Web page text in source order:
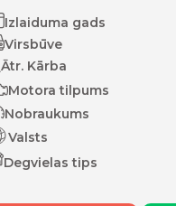
Izlaiduma gads
Virsbūve
Ātr. Kārba
Motora tilpums
Nobraukums
Valsts
Degvielas tips